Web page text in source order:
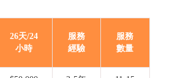
26天/24
小時
服務
經驗
服務
數量